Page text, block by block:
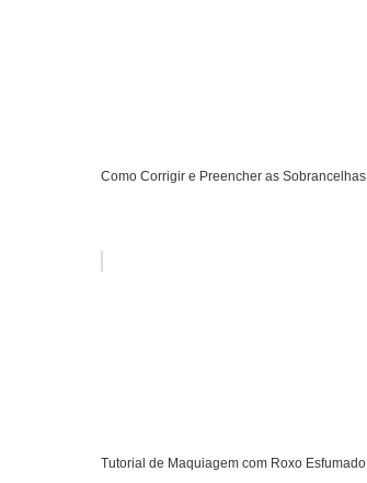
Como Corrigir e Preencher as Sobrancelhas
Tutorial de Maquiagem com Roxo Esfumado